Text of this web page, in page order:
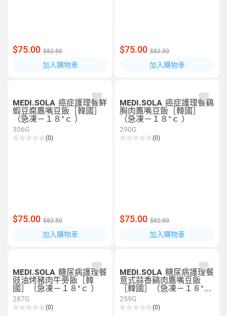
$75.00 $82.50
加入購物車
$75.00 $82.50
加入購物車
MEDI.SOLA 癌症護理餐鮮
蝦豆腐鷹嘴豆飯［韓國］
（急凍－１８°ｃ ）
306G
(0)
$75.00 $82.50
加入購物車
MEDI.SOLA 癌症護理餐鷄
胸肉鷹嘴豆飯［韓國］
（急凍－１８°ｃ ）
290G
(0)
$75.00 $82.50
加入購物車
MEDI.SOLA 糖尿病護理餐
豉油烤豬肉牛蒡飯［韓
國］（急凍－１８°ｃ ）
287G
(0)
MEDI.SOLA 糖尿病護理餐
意式蒜香鷄肉鷹嘴豆飯
［韓國］（急凍－１８°ｃ
）
259G
(0)